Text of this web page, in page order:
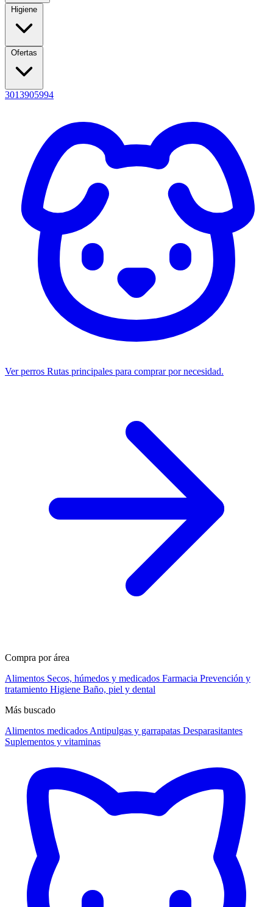
Higiene
Ofertas
3013905994
Ver perros Rutas principales para comprar por necesidad.
Compra por área
Alimentos Secos, húmedos y medicados Farmacia Prevención y
tratamiento Higiene Baño, piel y dental
Más buscado
Alimentos medicados Antipulgas y garrapatas Desparasitantes
Suplementos y vitaminas